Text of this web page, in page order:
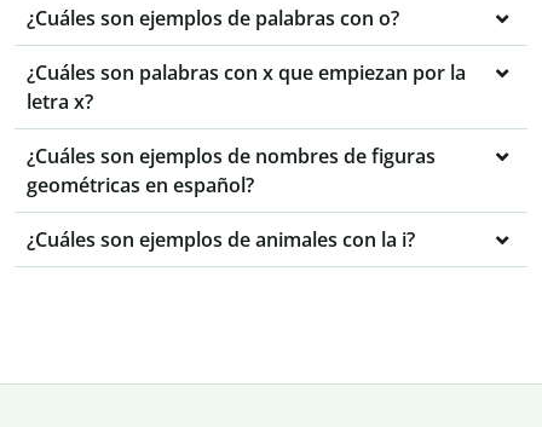
¿Cuáles son ejemplos de palabras con o?
¿Cuáles son palabras con x que empiezan por la
letra x?
¿Cuáles son ejemplos de nombres de figuras
geométricas en español?
¿Cuáles son ejemplos de animales con la i?